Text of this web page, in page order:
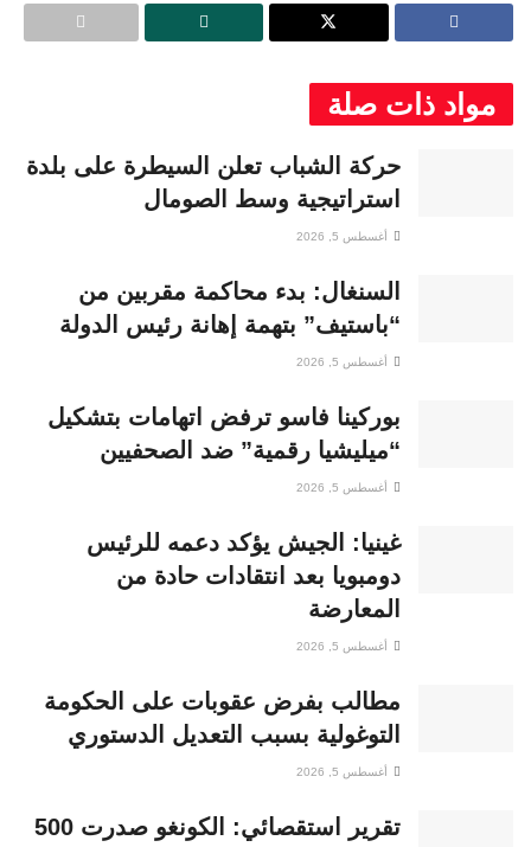
مواد ذات صلة
حركة الشباب تعلن السيطرة على بلدة
استراتيجية وسط الصومال
أغسطس 5, 2026
السنغال: بدء محاكمة مقربين من
“باستيف” بتهمة إهانة رئيس الدولة
أغسطس 5, 2026
بوركينا فاسو ترفض اتهامات بتشكيل
“ميليشيا رقمية” ضد الصحفيين
أغسطس 5, 2026
غينيا: الجيش يؤكد دعمه للرئيس
دومبويا بعد انتقادات حادة من
المعارضة
أغسطس 5, 2026
مطالب بفرض عقوبات على الحكومة
التوغولية بسبب التعديل الدستوري
أغسطس 5, 2026
تقرير استقصائي: الكونغو صدرت 500